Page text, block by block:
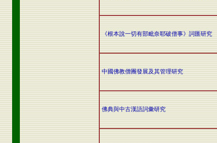
《根本說一切有部毗奈耶破僧事》詞匯研究
中國佛教僧團發展及其管理研究
佛典與中古漢語詞彙研究